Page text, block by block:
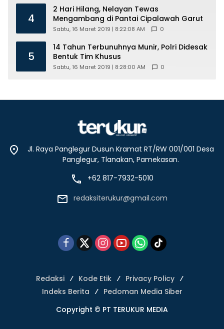
4
2 Hari Hilang, Nelayan Tewas
Mengambang di Pantai Cipalawah Garut
Sabtu, 16 Maret 2019 | 8:22:08 AM 0
5
14 Tahun Terbunuhnya Munir, Polri Didesak
Bentuk Tim Khusus
Sabtu, 16 Maret 2019 | 8:28:00 AM 0
Jl. Raya Panglegur Dusun Kramat RT/RW 001/001 Desa
Panglegur, Tlanakan, Pamekasan.
+62 817-7932-5010
redaksiterukur@gmail.com
Redaksi Kode Etik
Privacy Policy
Indeks Berita
Pedoman Media Siber
Copyright © PT TERUKUR MEDIA